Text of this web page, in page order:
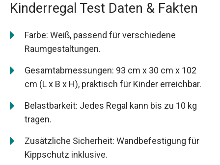
Kinderregal Test Daten & Fakten
Farbe: Weiß, passend für verschiedene
Raumgestaltungen.
Gesamtabmessungen: 93 cm x 30 cm x 102
cm (L x B x H), praktisch für Kinder erreichbar.
Belastbarkeit: Jedes Regal kann bis zu 10 kg
tragen.
Zusätzliche Sicherheit: Wandbefestigung für
Kippschutz inklusive.